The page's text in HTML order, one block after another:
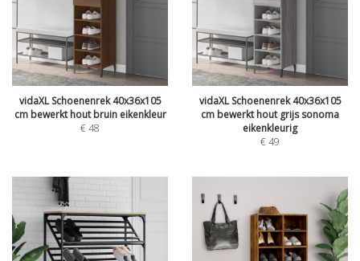
vidaXL Schoenenrek 40x36x105
cm bewerkt hout bruin eikenkleur
€48
vidaXL Schoenenrek 40x36x105
cm bewerkt hout grijs sonoma
eikenkleurig
€49